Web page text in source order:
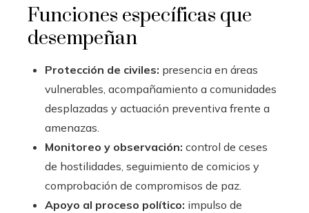
Funciones específicas que
desempeñan
Protección de civiles: presencia en áreas
vulnerables, acompañamiento a comunidades
desplazadas y actuación preventiva frente a
amenazas.
Monitoreo y observación: control de ceses
de hostilidades, seguimiento de comicios y
comprobación de compromisos de paz.
Apoyo al proceso político: impulso de